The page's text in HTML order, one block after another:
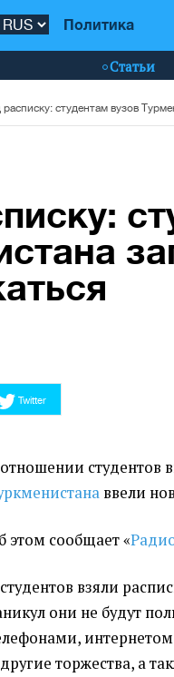
Политика
Статьи
Twitter
студентов
ввели
этом сообщает«
взяли
они не будут
торжества, а